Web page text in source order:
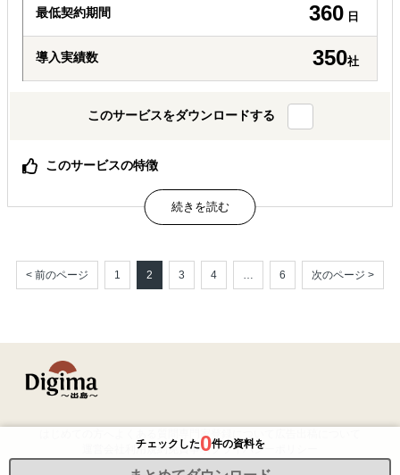
最低契約期間 360 日
導入実績数 350社
このサービスをダウンロードする
このサービスの特徴
国内EC・越境ECの現状、GMOグローバルECの実績と強
み、ECサイト構築・海外モール出店、伴走サポートなど越
境ECサービスについてご紹介しています。
属するジャンル
解決できる課題
自社商材の現地でのニーズを知りたい
< 前のページ 1 2 3 4 … 6 次のページ >
チェックした0件の資料を
専門家登録について
利用規約 免責事項プライバシーポリシー